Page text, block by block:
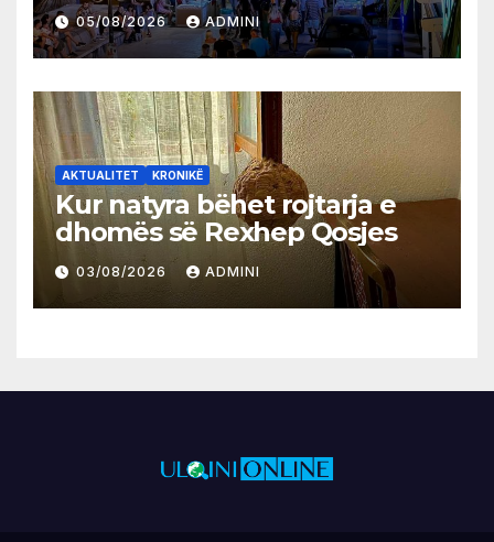
05/08/2026 ADMINI
AKTUALITET KRONIKË
Kur natyra bëhet rojtarja e
dhomës së Rexhep Qosjes
03/08/2026 ADMINI